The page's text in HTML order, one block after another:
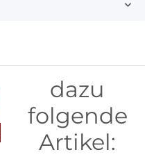
dazu
folgende
Artikel: